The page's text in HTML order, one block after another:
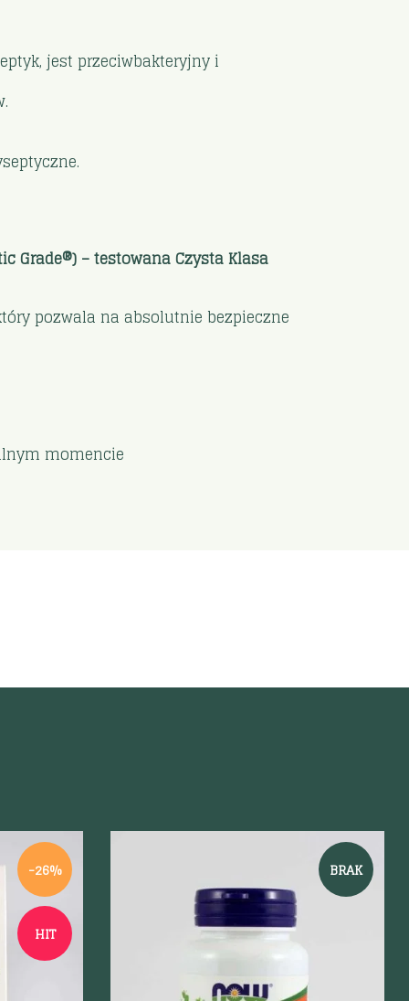
jest przeciwbakteryjny i
Grade®) – testowana Czysta Klasa
pozwala na absolutnie bezpieczne
momencie
-26%
HIT
BRAK